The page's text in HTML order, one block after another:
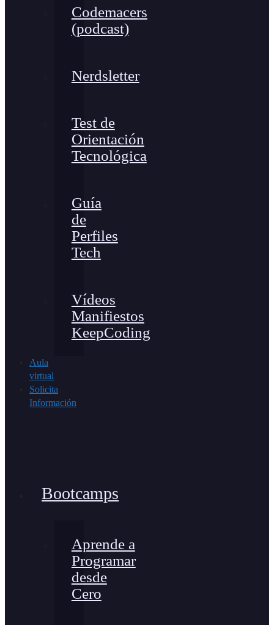
Codemacers
(podcast)
Nerdsletter
Test de
Orientación
Tecnológica
Guía
de
Perfiles
Tech
Vídeos
Manifiestos
KeepCoding
Aula
virtual
Solicita
Información
Bootcamps
Aprende a
Programar
desde
Cero